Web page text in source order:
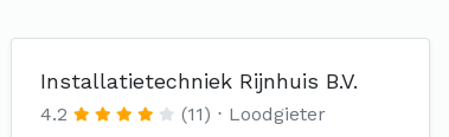
Installatietechniek Rijnhuis B.V.
4.2 (11) Loodgieter